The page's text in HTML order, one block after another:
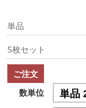
単品
5枚セット
ご注文
数単位